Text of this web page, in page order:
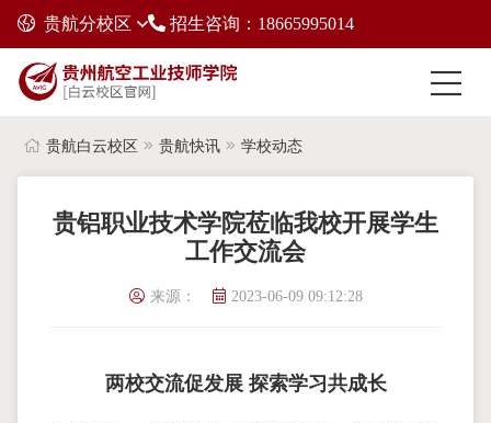
贵航分校区 招生咨询：18665995014
贵航白云校区 贵航快讯 学校动态
贵铝职业技术学院莅临我校开展学生
工作交流会
来源： 2023-06-09 09:12:28
两校交流促发展 探索学习共成长